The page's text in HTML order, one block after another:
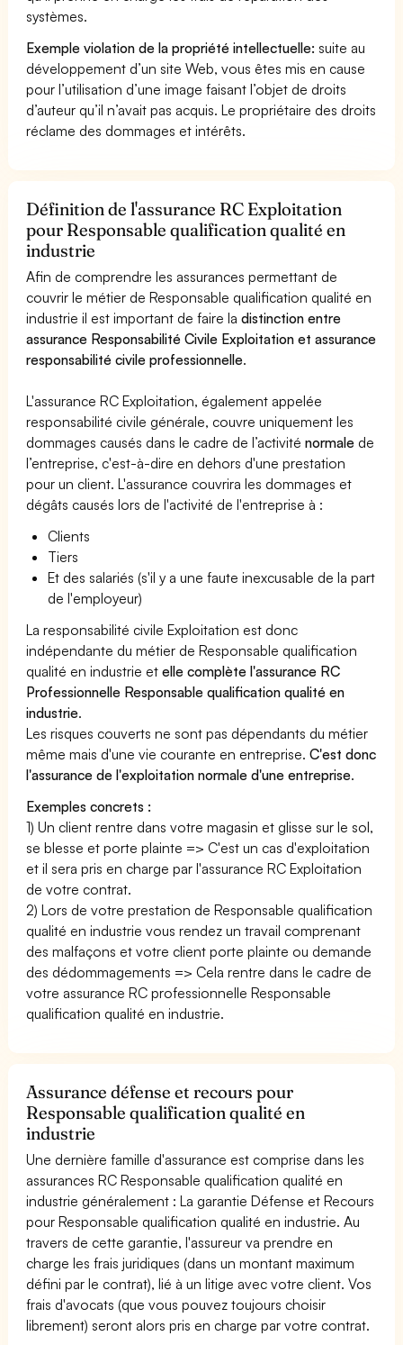
systèmes.
Exemple violation de la propriété intellectuelle: suite au
développement d’un site Web, vous êtes mis en cause
pour l’utilisation d’une image faisant l’objet de droits
d’auteur qu’il n’avait pas acquis. Le propriétaire des droits
réclame des dommages et intérêts.
Définition de l'assurance RC Exploitation
pour Responsable qualification qualité en
industrie
Afin de comprendre les assurances permettant de
couvrir le métier de Responsable qualification qualité en
industrie il est important de faire ladistinction entre
assurance Responsabilité Civile Exploitation et assurance
responsabilité civile professionnelle.
L'assurance RC Exploitation, également appelée
responsabilité civile générale, couvre uniquement les
dommages causés dans le cadre de l’activiténormale de
l’entreprise, c'est-à-dire en dehors d'une prestation
pour un client. L'assurance couvrira les dommages et
dégâts causés lors de l'activité de l'entreprise à :
Clients
Tiers
Et des salariés (s'il y a une faute inexcusable de la part
de l'employeur)
La responsabilité civile Exploitation est donc
indépendante du métier de Responsable qualification
qualité en industrie etelle complète l'assurance RC
Professionnelle Responsable qualification qualité en
industrie.
Les risques couverts ne sont pas dépendants du métier
même mais d'une vie courante en entreprise.C'est donc
l'assurance de l'exploitation normale d'une entreprise.
Exemples concrets :
1) Un client rentre dans votre magasin et glisse sur le sol,
se blesse et porte plainte => C'est un cas d'exploitation
et il sera pris en charge par l'assurance RC Exploitation
de votre contrat.
2) Lors de votre prestation de Responsable qualification
qualité en industrie vous rendez un travail comprenant
des malfaçons et votre client porte plainte ou demande
des dédommagements => Cela rentre dans le cadre de
votre assurance RC professionnelle Responsable
qualification qualité en industrie.
Assurance défense et recours pour
Responsable qualification qualité en
industrie
Une dernière famille d'assurance est comprise dans les
assurances RC Responsable qualification qualité en
industrie généralement : La garantie Défense et Recours
pour Responsable qualification qualité en industrie. Au
travers de cette garantie, l'assureur va prendre en
charge les frais juridiques (dans un montant maximum
défini par le contrat), lié à un litige avec votre client. Vos
frais d'avocats (que vous pouvez toujours choisir
librement) seront alors pris en charge par votre contrat.